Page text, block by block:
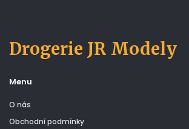
Drogerie JR Modely
Menu
O nás
Obchodní podmínky